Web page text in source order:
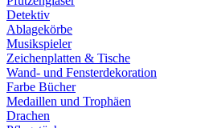
Detektiv
Ablagekörbe
Musikspieler
Zeichenplatten & Tische
Wand- und Fensterdekoration
Farbe Bücher
Medaillen und Trophäen
Drachen